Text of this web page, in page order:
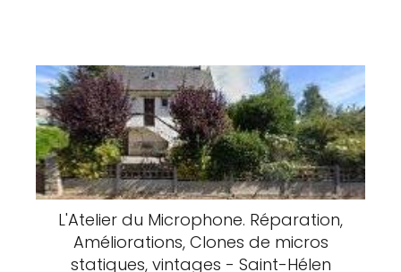
L'Atelier du Microphone. Réparation,
Améliorations, Clones de micros
statiques, vintages - Saint-Hélen